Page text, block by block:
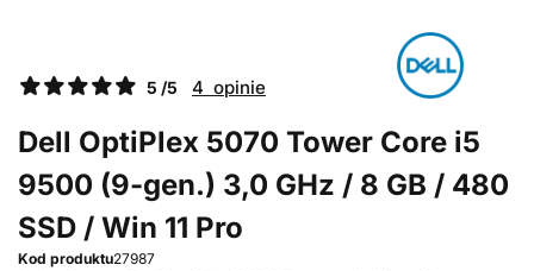
5 /5 4 opinie
Dell OptiPlex 5070 Tower Core i5
9500 (9-gen.) 3,0 GHz / 8 GB / 480
SSD / Win 11 Pro
Kod produktu27987